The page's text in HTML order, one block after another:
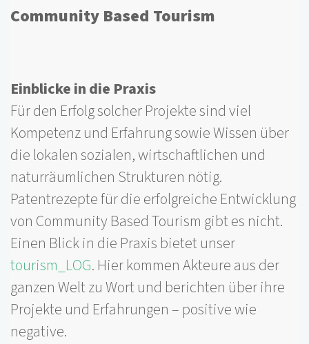
Community Based Tourism
Einblicke in die Praxis
Für den Erfolg solcher Projekte sind viel
Kompetenz und Erfahrung sowie Wissen über
die lokalen sozialen, wirtschaftlichen und
naturräumlichen Strukturen nötig.
Patentrezepte für die erfolgreiche Entwicklung
von Community Based Tourism gibt es nicht.
Einen Blick in die Praxis bietet unser
tourism_LOG. Hier kommen Akteure aus der
ganzen Welt zu Wort und berichten über ihre
Projekte und Erfahrungen – positive wie
negative.